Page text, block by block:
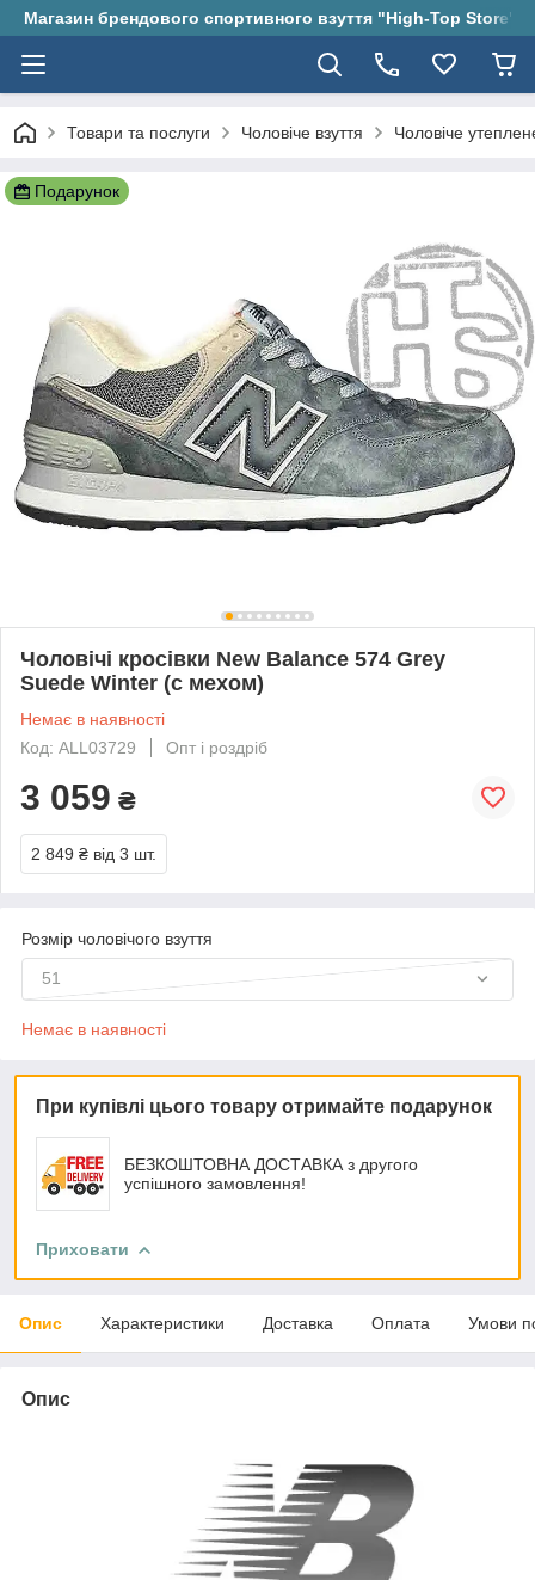
Магазин брендового спортивного взуття "High-Top Store"
Товари та послуги Чоловіче взуття Чоловіче
Подарунок
Чоловічі кросівки New Balance 574 Grey
Suede Winter (с мехом)
Немає в наявності
Код: ALL03729
Опт і роздріб
3 059 ₴
2 849 ₴ від 3 шт.
Розмір чоловічого взуття
51
Немає в наявності
При купівлі цього товару отримайте подарунок
БЕЗКОШТОВНА ДОСТАВКА з другого
успішного замовлення!
Приховати
Опис Характеристики Доставка Оплата Умови
Опис